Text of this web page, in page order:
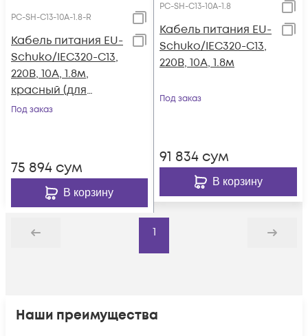
PC-SH-C13-10A-1.8-R
Кабель питания EU-
Schuko/IEC320-C13,
220B, 10А, 1.8м,
красный (для
резервного
Под заказ
75 894 сум
В корзину
PC-SH-C13-10A-1.8
Кабель питания EU-
Schuko/IEC320-C13,
220B, 10А, 1.8м
Под заказ
91 834 сум
В корзину
Назад
1
Дальше
Наши преимущества